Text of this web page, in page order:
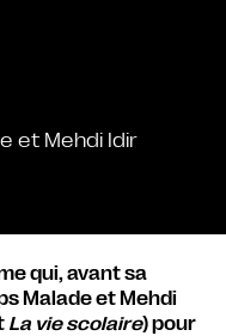
et Mehdi Idir
qui, avant sa
Malade et Mehdi
La vie scolaire) pour